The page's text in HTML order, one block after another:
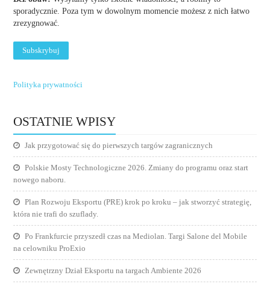
sporadycznie. Poza tym w dowolnym momencie możesz z nich łatwo
zrezygnować.
Polityka prywatności
OSTATNIE WPISY
Jak przygotować się do pierwszych targów zagranicznych
Polskie Mosty Technologiczne 2026. Zmiany do programu oraz start
nowego naboru.
Plan Rozwoju Eksportu (PRE) krok po kroku – jak stworzyć strategię,
która nie trafi do szuflady.
Po Frankfurcie przyszedł czas na Mediolan. Targi Salone del Mobile
na celowniku ProExio
Zewnętrzny Dział Eksportu na targach Ambiente 2026